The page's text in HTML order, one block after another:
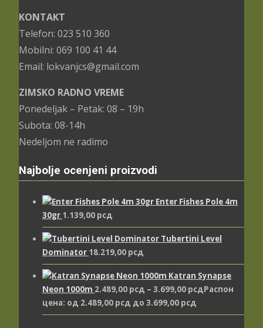
KONTAKT
Telefon: 023 510 360
Mobilni: 069 100 41 44
Email: lokvanjcs@gmail.com
ZIMSKO RADNO VREME
Ponedeljak – Petak: 08 – 19h
Subota: 08-14h
Nedeljom ne radimo
Najbolje ocenjeni proizvodi
Enter Fishes Pole 4m
30gr 1.139,00 рсд
Tubertini Level
Dominator 18.219,00 рсд
Katran Synapse
Neon 1000m 2.489,00 рсд – 3.699,00 рсдРаспон
цена: од 2.489,00 рсд до 3.699,00 рсд